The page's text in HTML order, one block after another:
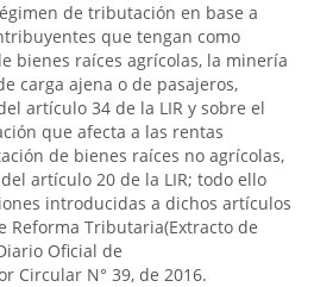
de tributación en base a
que tengan como
bienes raíces agrícolas, la minería
carga ajena o de pasajeros,
artículo 34 de la LIR y sobre el
que afecta a las rentas
de bienes raíces no agrícolas,
artículo 20 de la LIR; todo ello
introducidas a dichos artículos
Reforma Tributaria(Extracto de
Oficial de
Circular N° 39, de 2016.